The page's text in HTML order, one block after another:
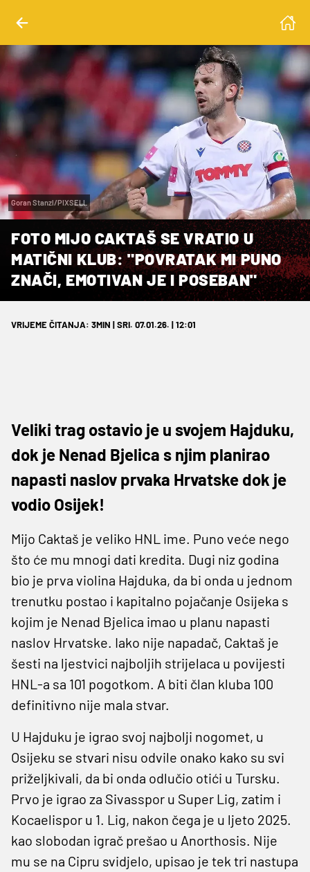
Goran Stanzl/PIXSELL
FOTO MIJO CAKTAŠ SE VRATIO U
MATIČNI KLUB: "POVRATAK MI PUNO
ZNAČI, EMOTIVAN JE I POSEBAN"
VRIJEME ČITANJA: 3MIN | SRI. 07.01.26. | 12:01
Veliki trag ostavio je u svojem Hajduku,
dok je Nenad Bjelica s njim planirao
napasti naslov prvaka Hrvatske dok je
vodio Osijek!
Mijo Caktaš je veliko HNL ime. Puno veće nego
što će mu mnogi dati kredita. Dugi niz godina
bio je prva violina Hajduka, da bi onda u jednom
trenutku postao i kapitalno pojačanje Osijeka s
kojim je Nenad Bjelica imao u planu napasti
naslov Hrvatske. Iako nije napadač, Caktaš je
šesti na ljestvici najboljih strijelaca u povijesti
HNL-a sa 101 pogotkom. A biti član kluba 100
definitivno nije mala stvar.
U Hajduku je igrao svoj najbolji nogomet, u
Osijeku se stvari nisu odvile onako kako su svi
priželjkivali, da bi onda odlučio otići u Tursku.
Prvo je igrao za Sivasspor u Super Lig, zatim i
Kocaelispor u 1. Lig, nakon čega je u ljeto 2025.
kao slobodan igrač prešao u Anorthosis. Nije
mu se na Cipru svidjelo, upisao je tek tri nastupa